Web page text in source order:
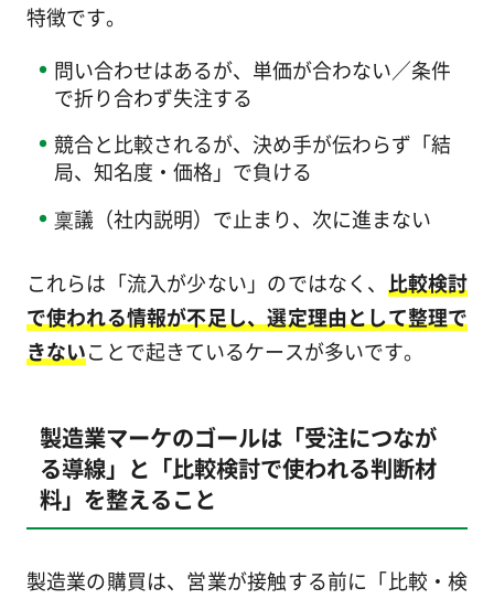
特徴です。
問い合わせはあるが、単価が合わない／条件
で折り合わず失注する
競合と比較されるが、決め手が伝わらず「結
局、知名度・価格」で負ける
稟議（社内説明）で止まり、次に進まない
これらは「流入が少ない」のではなく、 比較検討
で使われる情報が不足し、選定理由として整理で
きないことで起きているケースが多いです。
製造業マーケのゴールは「受注につなが
る導線」と「比較検討で使われる判断材
料」を整えること
製造業の購買は、営業が接触する前に「比較・検